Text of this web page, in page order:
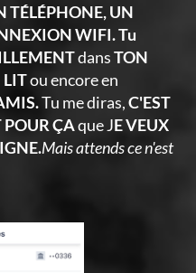
TÉLÉPHONE, UN
WIFI. Tu
dansTON
LITou encore en
Tu me diras,C'EST
POUR ÇAque JE VEUX
Mais attends ce n'est